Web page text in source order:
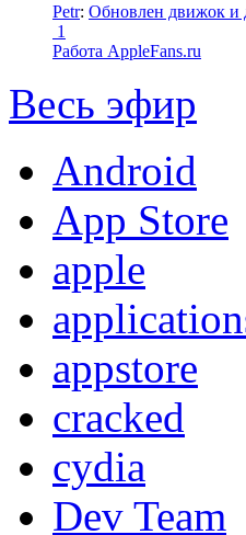
Petr: Обновлен движок и
1
Работа AppleFans.ru
Весь эфир
Android
App Store
apple
appstore
cracked
cydia
Dev Team